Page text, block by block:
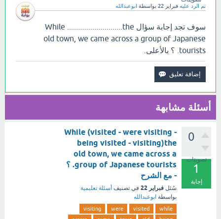
تم الرد عليه فبراير 22 بواسطة ابوعبدالله
سوف تجد إجابة سؤال While ............................the
old town, we came across a group of Japanese
tourists. ؟ بالأعلى.
أسئلة مشابهة
0
تصويتات
1
إجابة
While (visited - were visiting -
being visited - visiting)the
old town, we came across a
group of Japanese tourists. ؟
- مع الشرح
سُئل فبراير 22 في تصنيف أسئلة تعليمية
بواسطة ابوعبدالله
while
visited
were
visiting